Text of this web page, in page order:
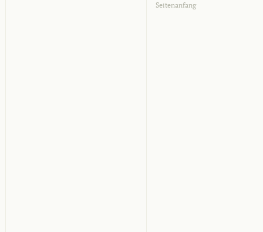
Seitenanfang